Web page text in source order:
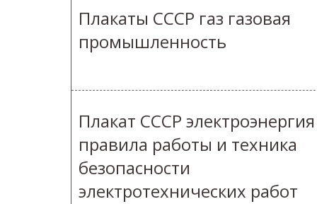
Плакаты СССР газ газовая
промышленность
Плакат СССР электроэнергия
правила работы и техника
безопасности
электротехнических работ